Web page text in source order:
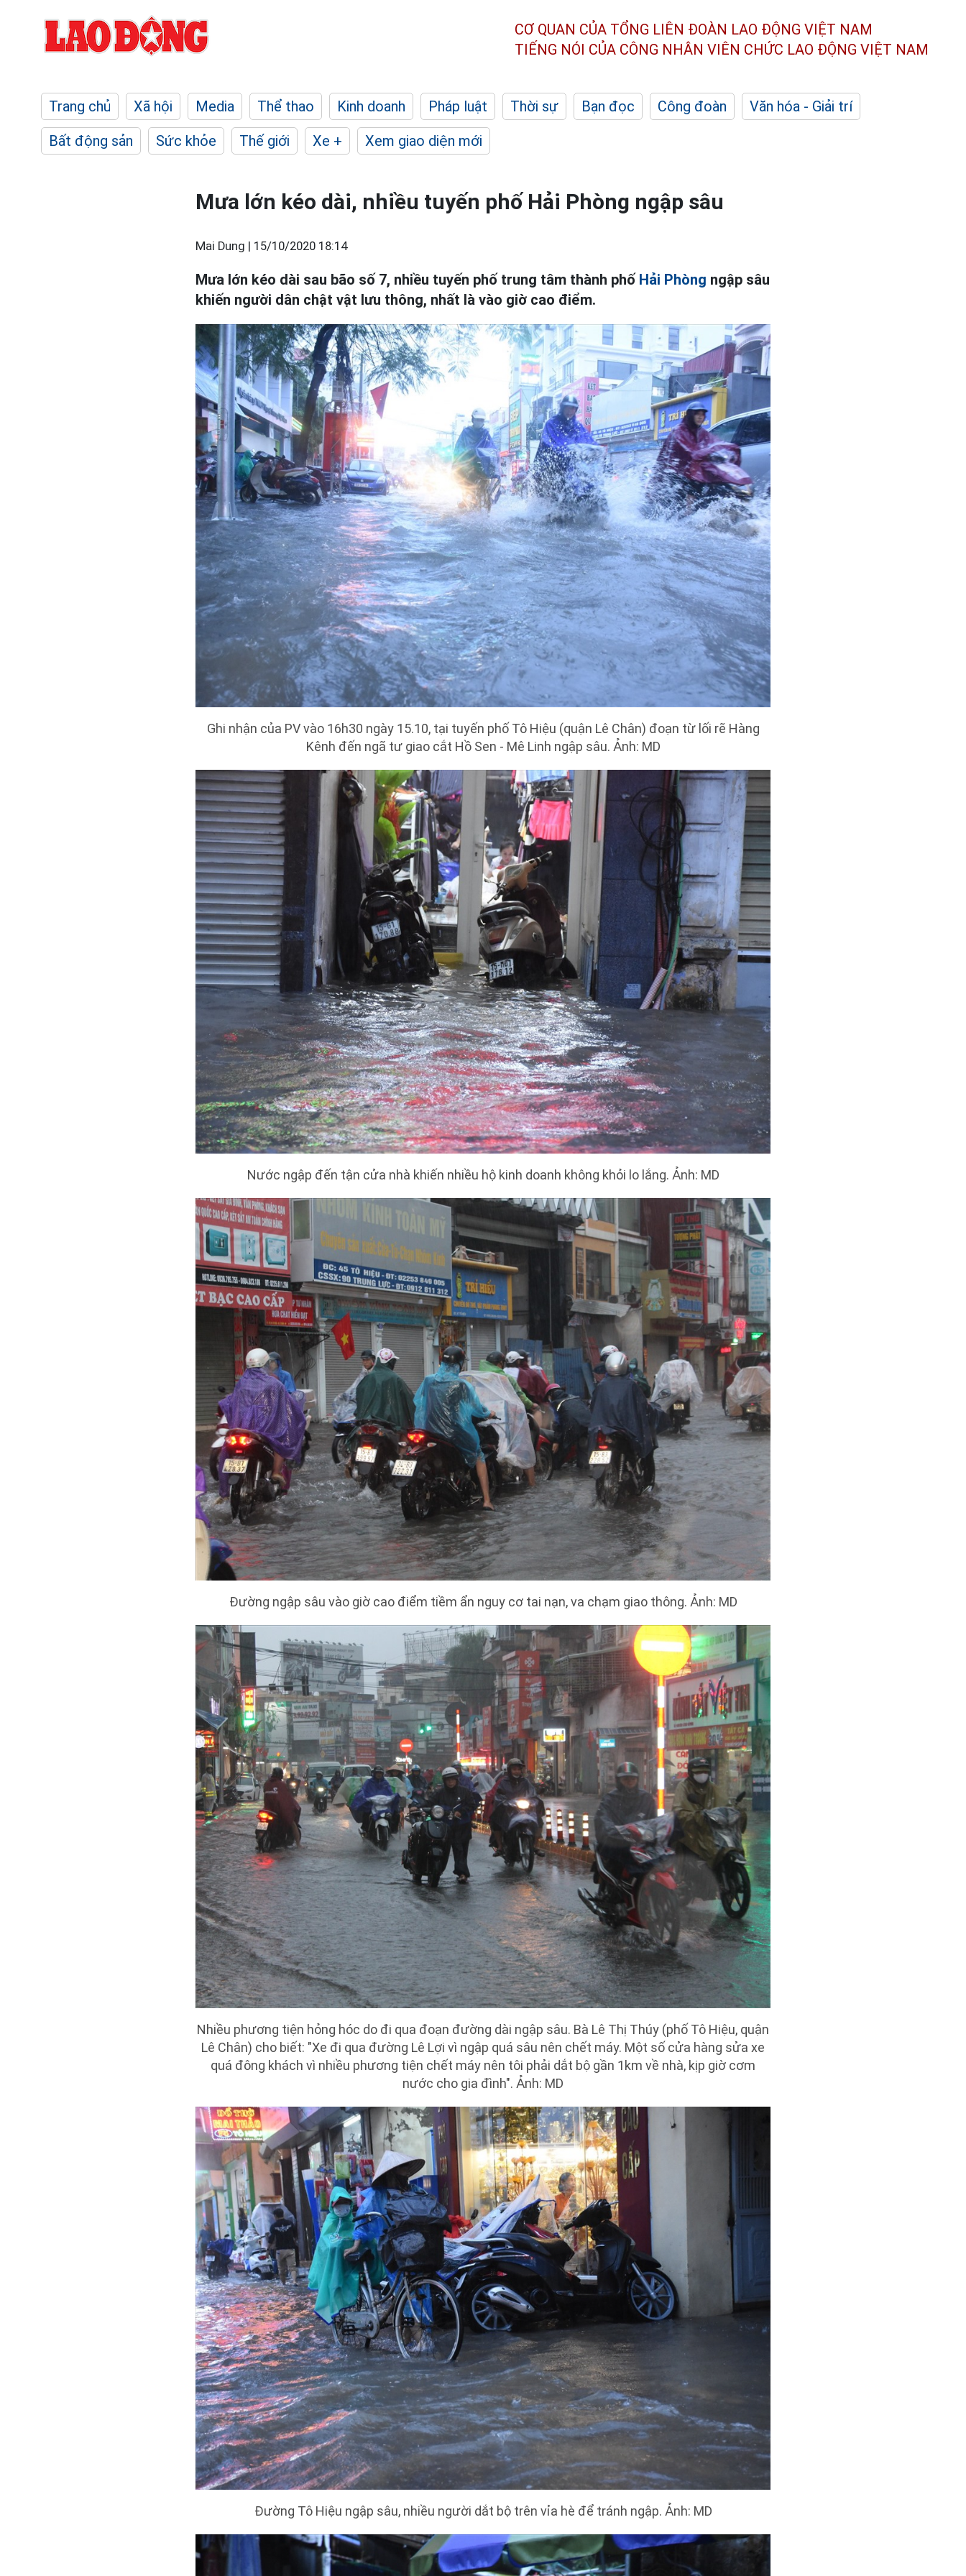
CƠ QUAN CỦA TỔNG LIÊN ĐOÀN LAO ĐỘNG VIỆT NAM
TIẾNG NÓI CỦA CÔNG NHÂN VIÊN CHỨC LAO ĐỘNG VIỆT NAM
Trang chủ Xã hội Media Thể thao Kinh doanh Pháp luật Thời sự Bạn đọc Công đoàn
Văn hóa - Giải trí
Bất động sản
Sức khỏe Thế giới Xe + Xem giao diện mới
Mưa lớn kéo dài, nhiều tuyến phố Hải Phòng ngập sâu
Mai Dung | 15/10/2020 18:14
Mưa lớn kéo dài sau bão số 7, nhiều tuyến phố trung tâm thành phố Hải Phòng ngập sâu
khiến người dân chật vật lưu thông, nhất là vào giờ cao điểm.
Ghi nhận của PV vào 16h30 ngày 15.10, tại tuyến phố Tô Hiệu (quận Lê Chân) đoạn từ lối rẽ Hàng
Kênh đến ngã tư giao cắt Hồ Sen - Mê Linh ngập sâu. Ảnh: MD
Nước ngập đến tận cửa nhà khiến nhiều hộ kinh doanh không khỏi lo lắng. Ảnh: MD
Đường ngập sâu vào giờ cao điểm tiềm ẩn nguy cơ tai nạn, va chạm giao thông. Ảnh: MD
Nhiều phương tiện hỏng hóc do đi qua đoạn đường dài ngập sâu. Bà Lê Thị Thúy (phố Tô Hiệu, quận
Lê Chân) cho biết: "Xe đi qua đường Lê Lợi vì ngập quá sâu nên chết máy. Một số cửa hàng sửa xe
quá đông khách vì nhiều phương tiện chết máy nên tôi phải dắt bộ gần 1km về nhà, kịp giờ cơm
nước cho gia đình". Ảnh: MD
Đường Tô Hiệu ngập sâu, nhiều người dắt bộ trên vỉa hè để tránh ngập. Ảnh: MD